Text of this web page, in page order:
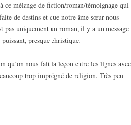
ce mélange de fiction/roman/témoignage qui
de destins et que notre âme sœur nous
pas uniquement un roman, il y a un message
presque christique.
qu’on nous fait la leçon entre les lignes avec
trop imprégné de religion. Très peu